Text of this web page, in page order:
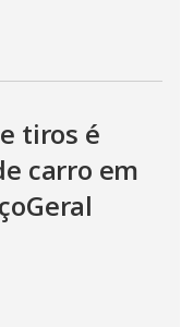
tiros é
carro em